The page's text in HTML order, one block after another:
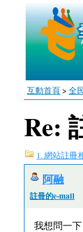
互動首頁> 全
Re:
1. 網站註冊
阿融
註冊的e-mail
我想問一下